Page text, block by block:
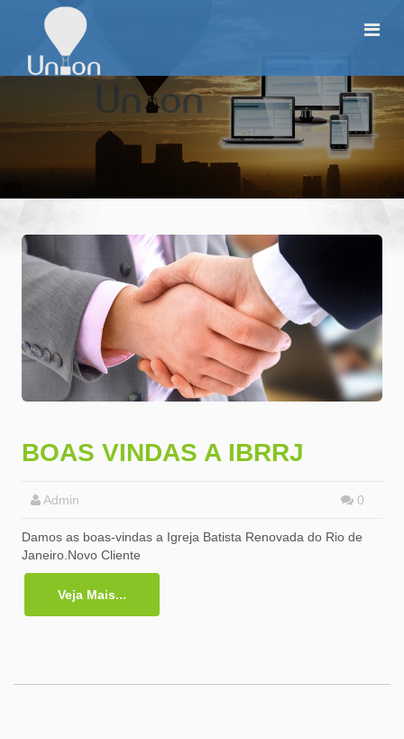
BOAS VINDAS A IBRRJ
Admin 0
Damos as boas-vindas a Igreja Batista Renovada do Rio de
Janeiro.Novo Cliente
Veja Mais...